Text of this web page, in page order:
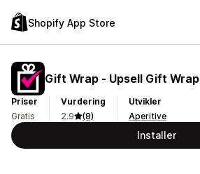
Shopify App Store
Gift Wrap ‑ Upsell Gift Wrap
Priser
Gratis
Vurdering
2.9
(8)
Utvikler
Aperitive
Installer